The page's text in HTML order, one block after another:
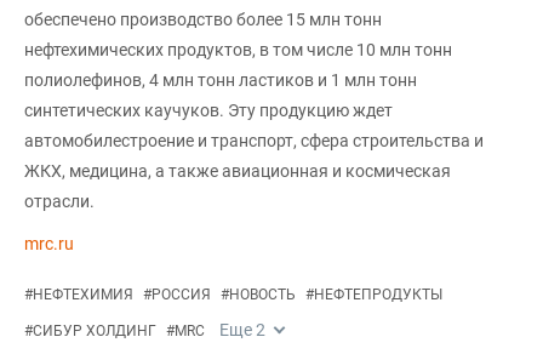
обеспечено производство более 15 млн тонн
нефтехимических продуктов, в том числе 10 млн тонн
полиолефинов, 4 млн тонн ластиков и 1 млн тонн
синтетических каучуков. Эту продукцию ждет
автомобилестроение и транспорт, сфера строительства и
ЖКХ, медицина, а также авиационная и космическая
отрасли.
mrc.ru
#НЕФТЕХИМИЯ #РОССИЯ #НОВОСТЬ #НЕФТЕПРОДУКТЫ
#СИБУР ХОЛДИНГ #MRC Еще2